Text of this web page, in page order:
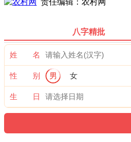
责任编辑：农村网
八字精批
姓 名
性 别 男 女
生 日